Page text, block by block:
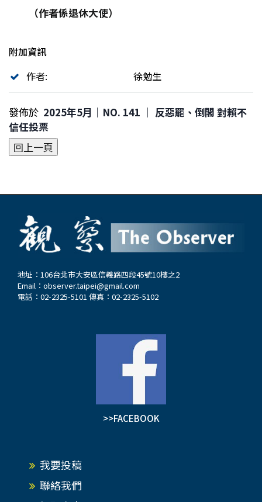
（作者係退休大使）
附加資訊
作者:
徐勉生
發佈於 2025年5月｜NO. 141 │ 反惡罷、倒閣 對賴不
信任投票
地址：106台北市大安區信義路四段45號10樓之2
Email： observer.taipei@gmail.com
電話：02-2325-5101 傳真：02-2325-5102
>>FACEBOOK
我要投稿
聯絡我們